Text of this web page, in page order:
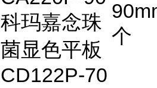
科玛嘉念珠
菌显色平板
个
CD122P-70